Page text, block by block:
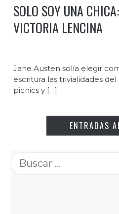
SOLO SOY UNA
VICTORIA LENCINA
Jane Austen solía elegir
escritura las trivialidades del
picnics y […]
ENTRADAS
Buscar: